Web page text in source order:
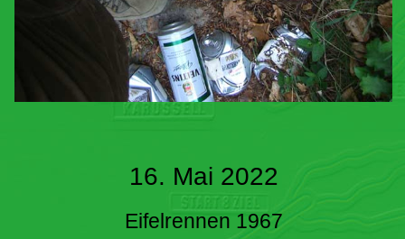
16. Mai 2022
Eifelrennen 1967